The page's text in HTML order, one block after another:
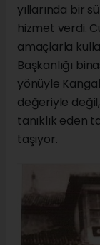
yıllarında bir
hizmet verdi.
amaçlarla
Başkanlığı
yönüyle
değeriyle değil,
tanıklık eden
taşıyor.